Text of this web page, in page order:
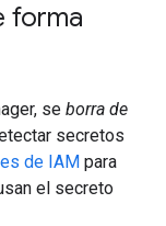
forma
se borra de
secretos
de IAM para
el secreto